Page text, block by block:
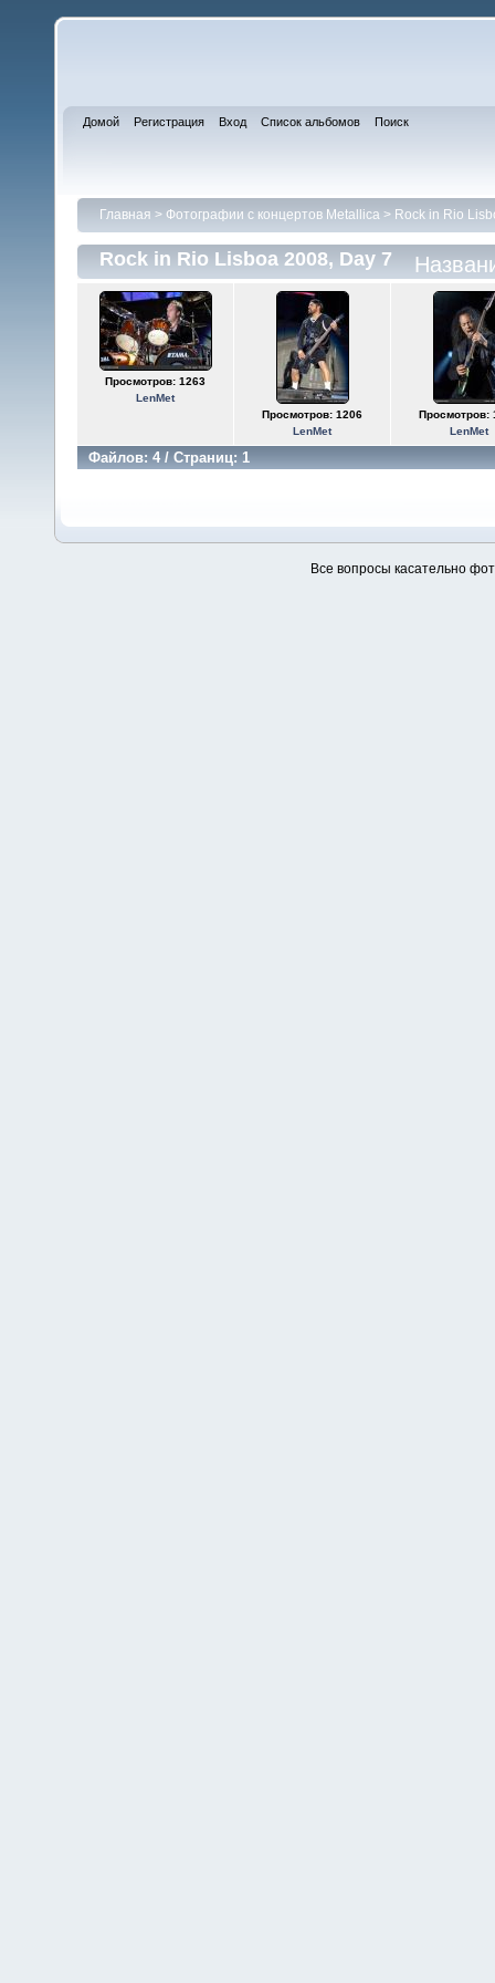
Домой Регистрация Вход Список альбомов Поиск
Главная > Фотографии с концертов Metallica > Rock in Rio
Rock in Rio Lisboa 2008, Day 7
Просмотров: 1263
LenMet
Просмотров: 1206
LenMet
Просмотров:
LenMet
Файлов: 4 / Страниц: 1
Все вопросы касательно